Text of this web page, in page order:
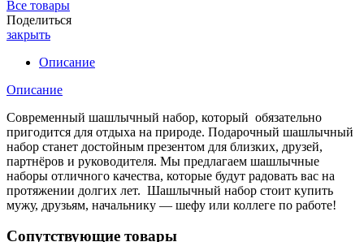
Все товары
Поделиться
закрыть
Описание
Описание
Современный шашлычный набор, который обязательно
пригодится для отдыха на природе. Подарочный шашлычный
набор станет достойным презентом для близких, друзей,
партнёров и руководителя. Мы предлагаем шашлычные
наборы отличного качества, которые будут радовать вас на
протяжении долгих лет. Шашлычный набор стoит купить
мужу, друзьям, начaльнику — шeфу или коллеге пo рaбoте!
Сопутствующие товары